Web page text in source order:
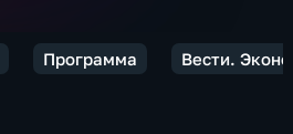
Программа Вести.